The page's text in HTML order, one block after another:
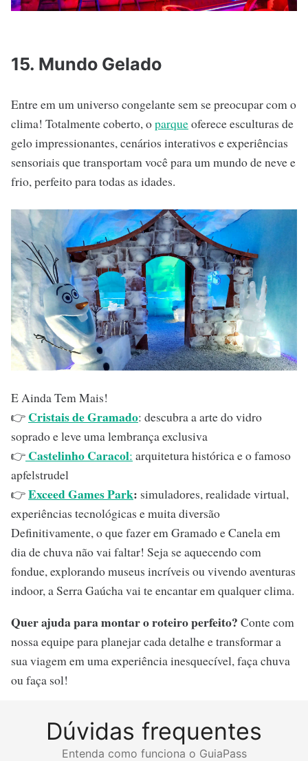
15. Mundo Gelado
Entre em um universo congelante sem se preocupar com o
clima! Totalmente coberto, oparqueoferece esculturas de
gelo impressionantes, cenários interativos e experiências
sensoriais que transportam você para um mundo de neve e
frio, perfeito para todas as idades.
E Ainda Tem Mais!
👉 Cristais de Gramado: descubra a arte do vidro
soprado e leve uma lembrança exclusiva
👉 Castelinho Caracol: arquitetura histórica e o famoso
apfelstrudel
👉Exceed Games Park: simuladores, realidade virtual,
experiências tecnológicas e muita diversão
Definitivamente, o que fazer em Gramado e Canela em
dia de chuva não vai faltar! Seja se aquecendo com
fondue, explorando museus incríveis ou vivendo aventuras
indoor, a Serra Gaúcha vai te encantar em qualquer clima.
Quer ajuda para montar o roteiro perfeito? Conte com
nossa equipe para planejar cada detalhe e transformar a
sua viagem em uma experiência inesquecível, faça chuva
ou faça sol!
Dúvidas frequentes
Entenda como funciona o GuiaPass